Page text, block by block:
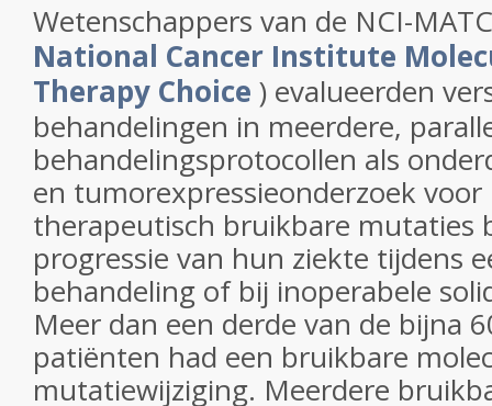
Wetenschappers van de NCI-
National Cancer Institute
Therapy Choice ) evalueerden
behandelingen in meerdere,
behandelingsprotocollen als
en tumorexpressieonderzoek
therapeutisch bruikbare mutaties
progressie van hun ziekte tijdens
behandeling of bij inoperabele
Meer dan een derde van de bijna
patiënten had een bruikbare
mutatiewijziging. Meerdere